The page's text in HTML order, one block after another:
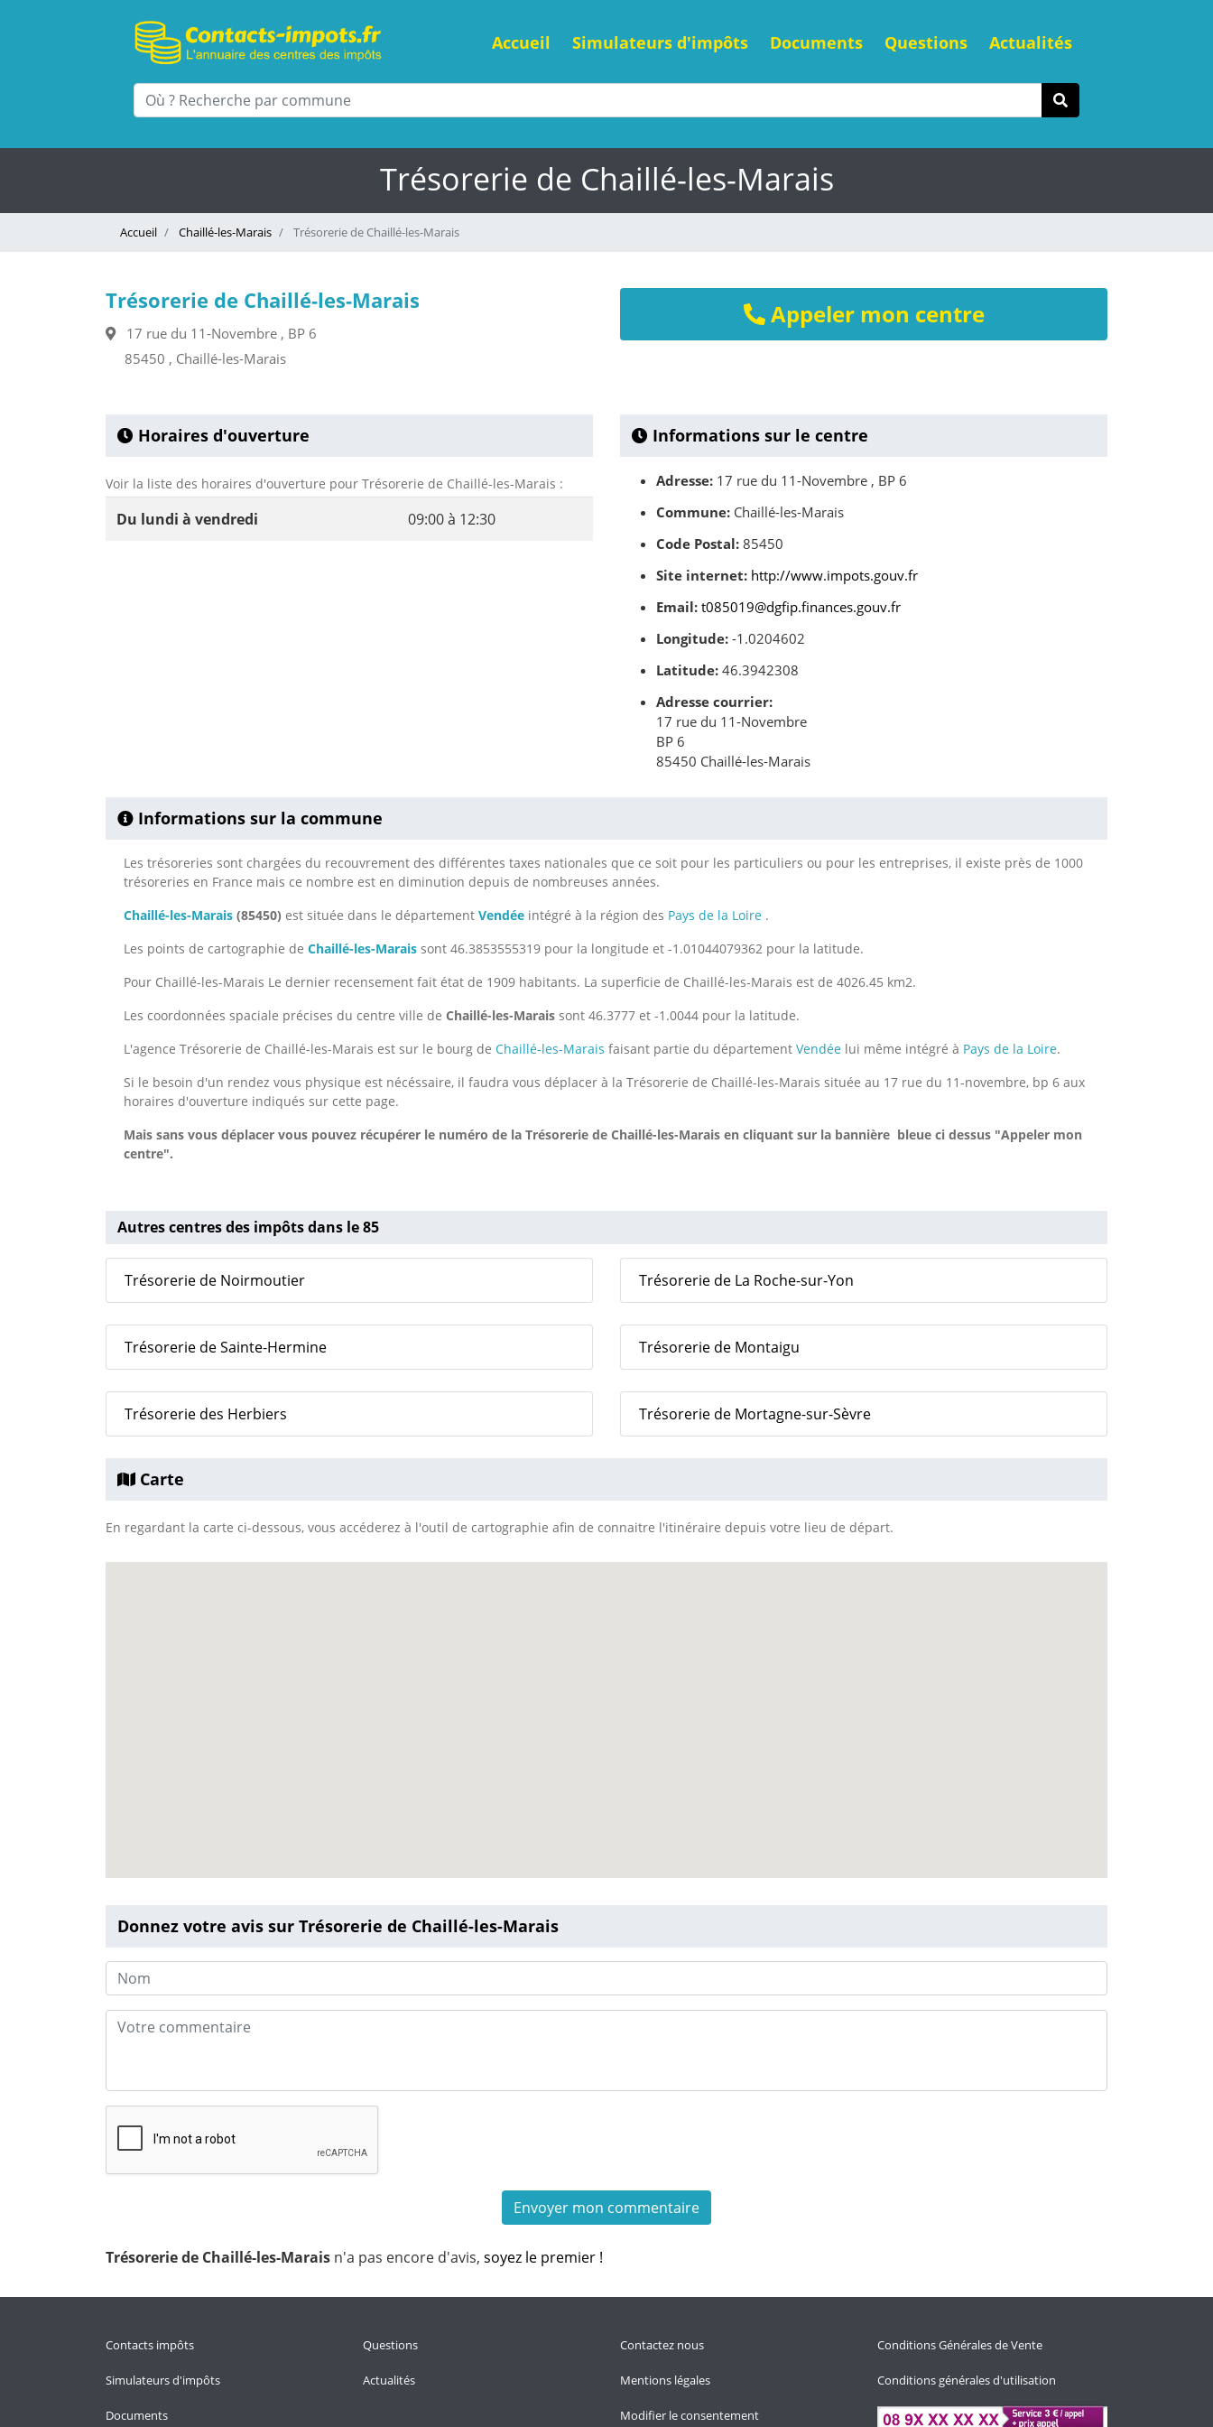
Accueil Simulateurs d'impôts Documents Questions Actualités
Trésorerie de Chaillé-les-Marais
Accueil Chaillé-les-Marais Trésorerie de Chaillé-les-Marais
Trésorerie de Chaillé-les-Marais
17 rue du 11-Novembre , BP 6
85450 , Chaillé-les-Marais
Appeler mon centre
Horaires d'ouverture
Voir la liste des horaires d'ouverture pour Trésorerie de Chaillé-les-Marais :
Du lundi à vendredi 09:00 à 12:30
Informations sur le centre
Adresse: 17 rue du 11-Novembre , BP 6
Commune: Chaillé-les-Marais
Code Postal: 85450
Site internet: http://www.impots.gouv.fr
Email: t085019@dgfip.finances.gouv.fr
Longitude: -1.0204602
Latitude: 46.3942308
Adresse courrier:
17 rue du 11-Novembre
BP 6
85450 Chaillé-les-Marais
Informations sur la commune
Les trésoreries sont chargées du recouvrement des différentes taxes nationales que ce soit pour les particuliers ou pour les entreprises, il existe près de 1000
trésoreries en France mais ce nombre est en diminution depuis de nombreuses années.
Chaillé-les-Marais (85450) est située dans le département Vendée intégré à la région des Pays de la Loire .
Les points de cartographie de Chaillé-les-Marais sont 46.3853555319 pour la longitude et -1.01044079362 pour la latitude.
Pour Chaillé-les-Marais Le dernier recensement fait état de 1909 habitants. La superficie de Chaillé-les-Marais est de 4026.45 km2.
Les coordonnées spaciale précises du centre ville de Chaillé-les-Marais sont 46.3777 et -1.0044 pour la latitude.
L'agence Trésorerie de Chaillé-les-Marais est sur le bourg de Chaillé-les-Marais faisant partie du département Vendée lui même intégré à Pays de la Loire.
Si le besoin d'un rendez vous physique est nécéssaire, il faudra vous déplacer à la Trésorerie de Chaillé-les-Marais située au 17 rue du 11-novembre, bp 6 aux
horaires d'ouverture indiqués sur cette page.
Mais sans vous déplacer vous pouvez récupérer le numéro de la Trésorerie de Chaillé-les-Marais en cliquant sur la bannière bleue ci dessus "Appeler mon
centre".
Autres centres des impôts dans le 85
Trésorerie de Noirmoutier Trésorerie de La Roche-sur-Yon
Trésorerie de Sainte-Hermine Trésorerie de Montaigu
Trésorerie des Herbiers Trésorerie de Mortagne-sur-Sèvre
Carte
En regardant la carte ci-dessous, vous accéderez à l'outil de cartographie afin de connaitre l'itinéraire depuis votre lieu de départ.
Donnez votre avis sur Trésorerie de Chaillé-les-Marais
Trésorerie de Chaillé-les-Marais n'a pas encore d'avis, soyez le premier !
Contacts impôts
Simulateurs d'impôts
Documents
Questions
Actualités
Contactez nous
Mentions légales
Modifier le consentement
Conditions Générales de Vente
Conditions générales d'utilisation